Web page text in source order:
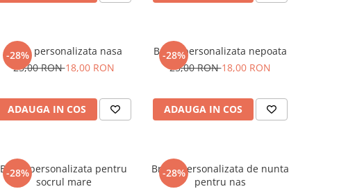
-28%
Brosa personalizata nasa
25,00 RON18,00 RON
ADAUGA IN COS
-28%
Brosa personalizata nepoata
25,00 RON18,00 RON
ADAUGA IN COS
-28%
Brosa personalizata pentru
socrul mare
-28%
Brosa personalizata de nunta
pentru nas